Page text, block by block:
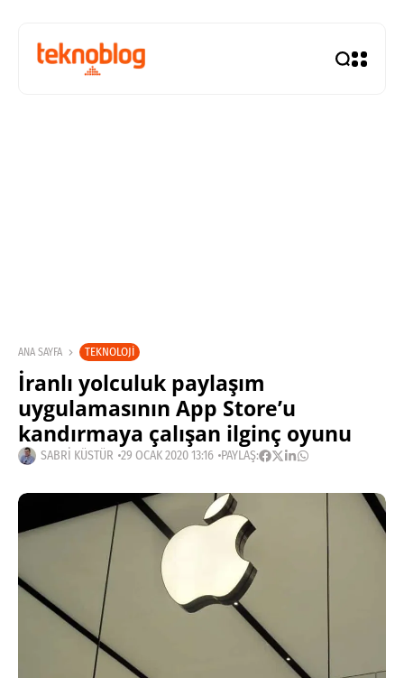
ANA SAYFA TEKNOLOJI
İranlı yolculuk paylaşım
uygulamasının App Store’u
kandırmaya çalışan ilginç oyunu
SABRI KÜSTÜR 29 OCAK 2020 13:16 PAYLAŞ: